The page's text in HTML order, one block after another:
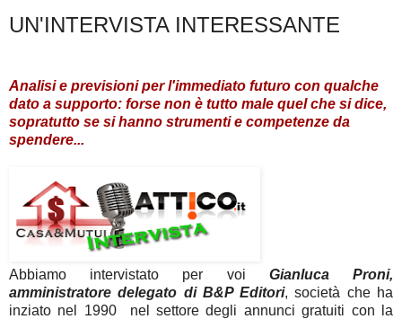
UN'INTERVISTA INTERESSANTE
Analisi e previsioni per l'immediato futuro con qualche
dato a supporto: forse non è tutto male quel che si dice,
sopratutto se si hanno strumenti e competenze da
spendere...
Abbiamo intervistato per voi Gianluca Proni,
amministratore delegato di B&P Editori, società che ha
inziato nel 1990 nel settore degli annunci gratuiti con la